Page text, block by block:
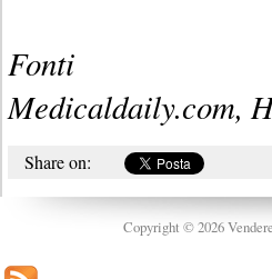
Fonti
Medicaldaily.com,
Share on:
Copyright © 2026